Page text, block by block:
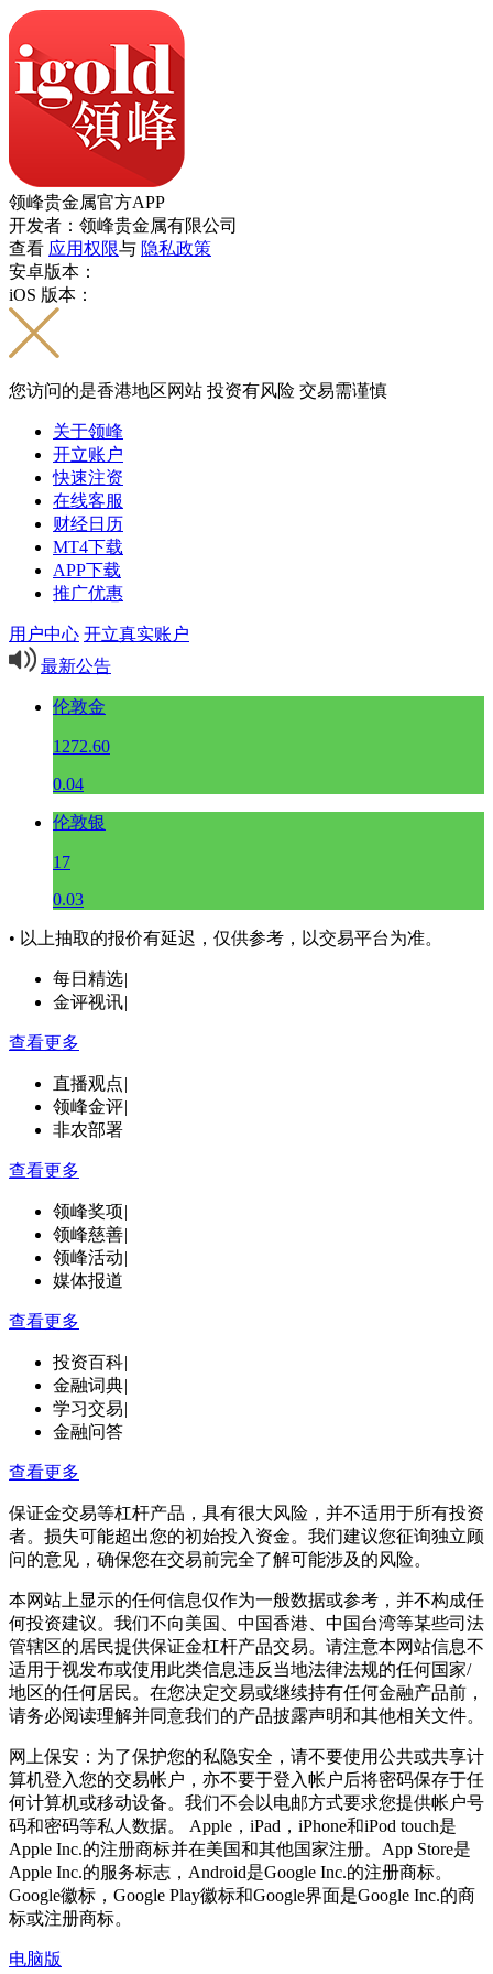
领峰贵金属官方APP
开发者：领峰贵金属有限公司
查看 应用权限与 隐私政策
安卓版本：
iOS 版本：
您访问的是香港地区网站 投资有风险 交易需谨慎
关于领峰
开立账户
快速注资
在线客服
财经日历
MT4下载
APP下载
推广优惠
用户中心 开立真实账户
最新公告
伦敦金
1272.60
0.04
伦敦银
17
0.03
• 以上抽取的报价有延迟，仅供参考，以交易平台为准。
每日精选|
金评视讯|
查看更多
直播观点|
领峰金评|
非农部署
查看更多
领峰奖项|
领峰慈善|
领峰活动|
媒体报道
查看更多
投资百科|
金融词典|
学习交易|
金融问答
查看更多
保证金交易等杠杆产品，具有很大风险，并不适用于所有投资
者。损失可能超出您的初始投入资金。我们建议您征询独立顾
问的意见，确保您在交易前完全了解可能涉及的风险。
本网站上显示的任何信息仅作为一般数据或参考，并不构成任
何投资建议。我们不向美国、中国香港、中国台湾等某些司法
管辖区的居民提供保证金杠杆产品交易。请注意本网站信息不
适用于视发布或使用此类信息违反当地法律法规的任何国家/
地区的任何居民。在您决定交易或继续持有任何金融产品前，
请务必阅读理解并同意我们的产品披露声明和其他相关文件。
网上保安：为了保护您的私隐安全，请不要使用公共或共享计
算机登入您的交易帐户，亦不要于登入帐户后将密码保存于任
何计算机或移动设备。我们不会以电邮方式要求您提供帐户号
码和密码等私人数据。 Apple，iPad，iPhone和iPod touch是
Apple Inc.的注册商标并在美国和其他国家注册。App Store是
Apple Inc.的服务标志，Android是Google Inc.的注册商标。
Google徽标，Google Play徽标和Google界面是Google Inc.的商
标或注册商标。
电脑版